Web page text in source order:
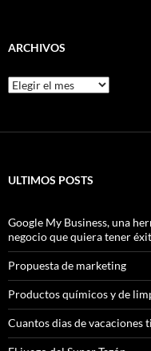
ARCHIVOS
Archivos
ULTIMOS POSTS
Google My Business, una
negocio que quiera tener
Propuesta de marketing
Productos químicos y de
Cuantos dias de vacaciones